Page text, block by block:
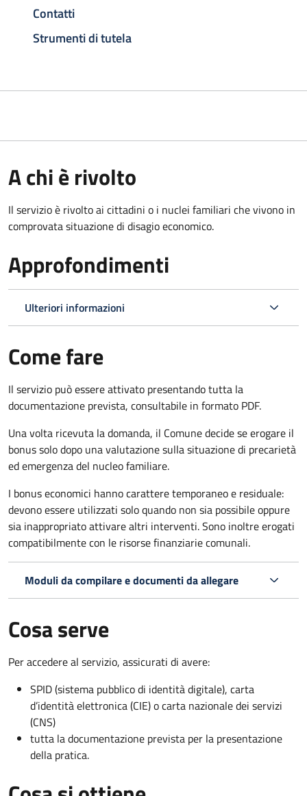
Contatti
Strumenti di tutela
A chi è rivolto
Il servizio è rivolto ai cittadini o i nuclei familiari che vivono in
comprovata situazione di disagio economico.
Approfondimenti
Ulteriori informazioni
Come fare
Il servizio può essere attivato presentando tutta la
documentazione prevista, consultabile in formato PDF.
Una volta ricevuta la domanda, il Comune decide se erogare il
bonus solo dopo una valutazione sulla situazione di precarietà
ed emergenza del nucleo familiare.
I bonus economici hanno carattere temporaneo e residuale:
devono essere utilizzati solo quando non sia possibile oppure
sia inappropriato attivare altri interventi. Sono inoltre erogati
compatibilmente con le risorse finanziarie comunali.
Moduli da compilare e documenti da allegare
Cosa serve
Per accedere al servizio, assicurati di avere:
SPID (sistema pubblico di identità digitale), carta
d’identità elettronica (CIE) o carta nazionale dei servizi
(CNS)
tutta la documentazione prevista per la presentazione
della pratica.